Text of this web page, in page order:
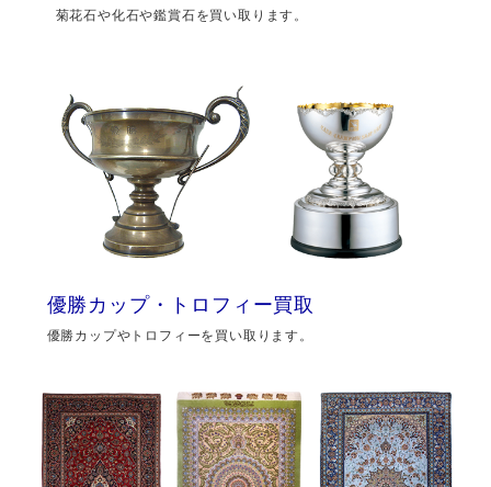
菊花石や化石や鑑賞石を買い取ります。
優勝カップ・トロフィー買取
優勝カップやトロフィーを買い取ります。